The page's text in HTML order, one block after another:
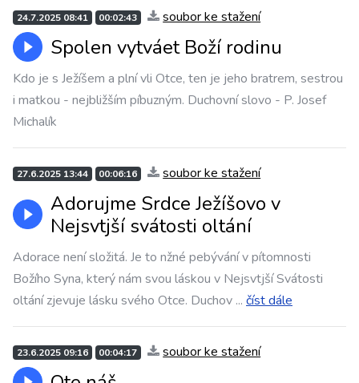
24.7.2025 08:41 00:02:43 soubor ke stažení
Spolen vytváet Boží rodinu
Kdo je s Ježíšem a plní vli Otce, ten je jeho bratrem, sestrou
i matkou - nejbližším píbuzným. Duchovní slovo - P. Josef
Michalík
27.6.2025 13:44 00:06:16 soubor ke stažení
Adorujme Srdce Ježíšovo v
Nejsvtjší svátosti oltání
Adorace není složitá. Je to nžné pebývání v pítomnosti
Božího Syna, který nám svou láskou v Nejsvtjší Svátosti
oltání zjevuje lásku svého Otce. Duchov ... číst dále
23.6.2025 09:16 00:04:17 soubor ke stažení